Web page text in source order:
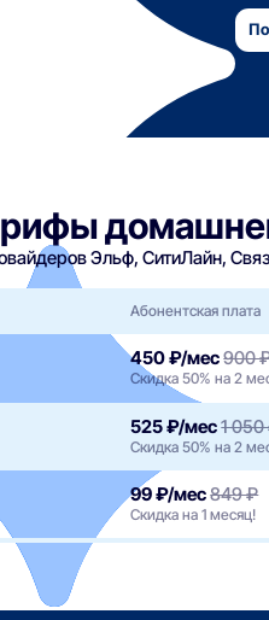
Эльф, СитиЛайн,
Абонентская плата
450 ₽/мес900
Скидка 50% на 2
525 ₽/мес1 050
Скидка 50% на 2
99 ₽/мес849 ₽
Скидка на 1 месяц!